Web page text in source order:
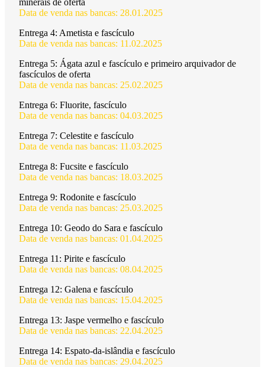
Data de venda nas bancas: 28.01.2025
Entrega 4: Ametista e fascículo
Data de venda nas bancas: 11.02.2025
Entrega 5: Ágata azul e fascículo e primeiro arquivador de
fascículos de oferta
Data de venda nas bancas: 25.02.2025
Entrega 6: Fluorite, fascículo
Data de venda nas bancas: 04.03.2025
Entrega 7: Celestite e fascículo
Data de venda nas bancas: 11.03.2025
Entrega 8: Fucsite e fascículo
Data de venda nas bancas: 18.03.2025
Entrega 9: Rodonite e fascículo
Data de venda nas bancas: 25.03.2025
Entrega 10: Geodo do Sara e fascículo
Data de venda nas bancas: 01.04.2025
Entrega 11: Pirite e fascículo
Data de venda nas bancas: 08.04.2025
Entrega 12: Galena e fascículo
Data de venda nas bancas: 15.04.2025
Entrega 13: Jaspe vermelho e fascículo
Data de venda nas bancas: 22.04.2025
Entrega 14: Espato-da-islândia e fascículo
Data de venda nas bancas: 29.04.2025